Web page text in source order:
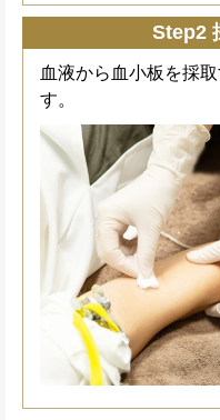
Step2
血液から血小板を採
す。